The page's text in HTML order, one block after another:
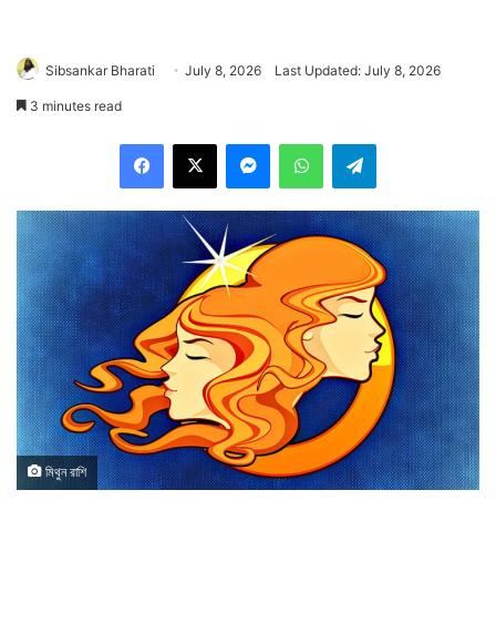
Sibsankar Bharati July 8, 2026 Last Updated: July 8, 2026
3 minutes read
মিথুন রাশি